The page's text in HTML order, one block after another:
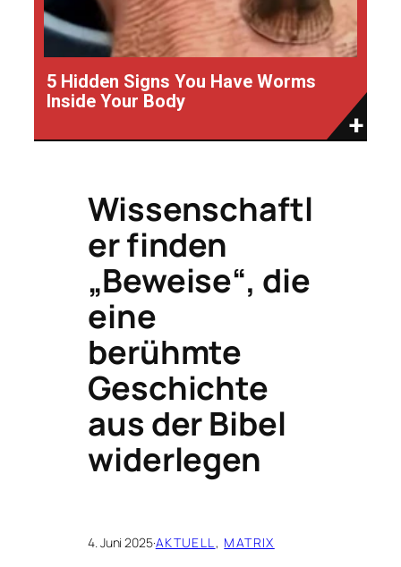
5 Hidden Signs You Have Worms
Inside Your Body
Wissenschaftl
er finden
„Beweise“, die
eine
berühmte
Geschichte
aus der Bibel
widerlegen
4. Juni 2025·AKTUELL , MATRIX